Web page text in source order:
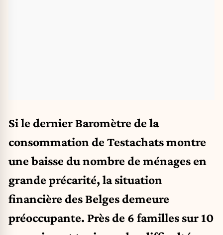
Si le dernier Baromètre de la
consommation de Testachats montre
une baisse du nombre de ménages en
grande précarité, la situation
financière des Belges demeure
préoccupante. Près de 6 familles sur 10